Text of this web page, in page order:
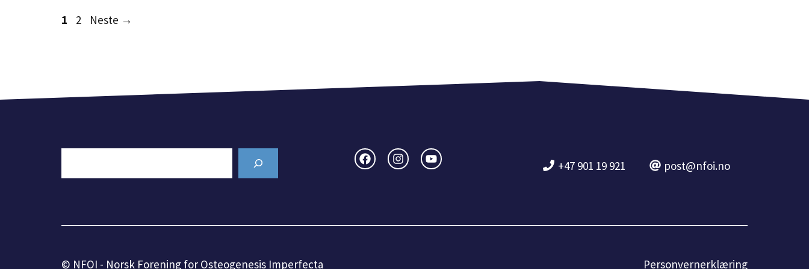
Side
1 Side
2 Neste →
+47 901 19 921 post@nfoi.no
© NFOI - Norsk Forening for Osteogenesis Imperfecta Personvernerklæring